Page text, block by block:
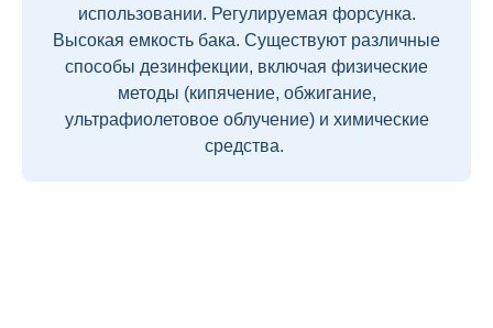
использовании. Регулируемая форсунка.
Высокая емкость бака. Существуют различные
способы дезинфекции, включая физические
методы (кипячение, обжигание,
ультрафиолетовое облучение) и химические
средства.